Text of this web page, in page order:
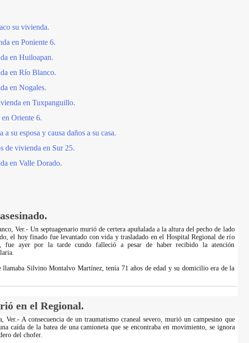
su vivienda.
en Poniente 6.
en Huiloapan.
en Río Blanco.
en Nogales.
en Tuxpanguillo.
Oriente 6.
a su esposa y causa daños a su casa.
de vivienda en Sur 25.
en Valle Dorado.
Ver.- Un septuagenario murió de certera apuñalada a la altura del pecho de lado
el hoy finado fue levantado con vida y trasladado en el Hospital Regional de río
fue ayer por la tarde cundo falleció a pesar de haber recibido la atención
llamaba Silvino Montalvo Martínez, tenía 71 años de edad y su domicilio era de la
en el Regional.
Ver.- A consecuencia de un traumatismo craneal severo, murió un campesino que
caída de la batea de una camioneta que se encontraba en movimiento, se ignora
del chofer.